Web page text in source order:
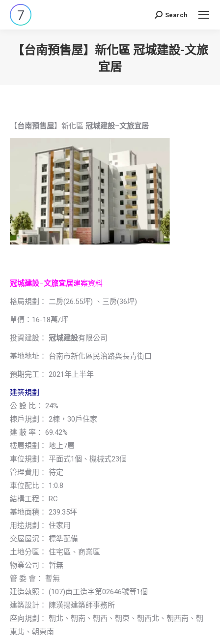
Search:
Search
【台南預售屋】新化區 冠城建設-文旅
宜居
【台南預售屋】新化區 冠城建設–文旅宜居
冠城建設–文旅宜居建案資料
格局規劃： 二房(26.55坪) 、三房(36坪)
單價：16-18萬/坪
投資建設： 冠城建設有限公司
基地地址： 台南市新化區民治路與長青街口
預期完工： 2021年上半年
建築規劃
公 設 比： 24%
棟戶規劃： 2棟，30戶住家
建 蔽 率： 69.42%
樓層規劃： 地上7層
車位規劃： 平面式1個、機械式23個
管理費用： 待定
車位配比： 1:0.8
結構工程： RC
基地面積： 239.35坪
用途規劃： 住家用
交屋屋況： 標準配備
土地分區： 住宅區、商業區
物業公司： 暫無
管 委 會： 暫無
建造執照： (107)南工造字第02646號等1個
建築設計： 陳漢揚建築師事務所
座向規劃： 朝北、朝南、朝西、朝東、朝西北、朝西南、朝
東北、朝東南